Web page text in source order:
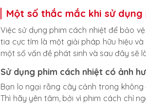
Một số thắc mắc khi sử
Việc sử dụng phim cách nhiệt để bảo
tia cực tím là một giải pháp hữu hiệu
một số vấn đề phát sinh và sau đây sẽ
Sử dụng phim cách nhiệt có ảnh
Bạn lo ngại rằng cây cảnh trong
Thì hãy yên tâm, bởi vì phim cách chỉ